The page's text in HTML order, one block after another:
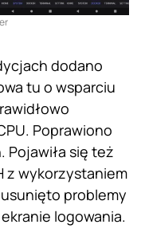
dodano
tu o wsparciu
Poprawiono
Pojawiła się też
z wykorzystaniem
problemy
logowania.